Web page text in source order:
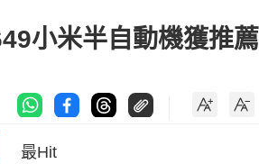
小米半自動機獲推薦
最Hit